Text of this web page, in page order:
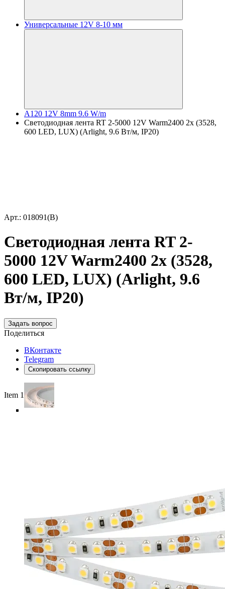
Универсальные 12V 8-10 мм
A120 12V 8mm 9.6 W/m
Светодиодная лента RT 2-5000 12V Warm2400 2x (3528,
600 LED, LUX) (Arlight, 9.6 Вт/м, IP20)
Арт.: 018091(B)
Светодиодная лента RT 2-
5000 12V Warm2400 2x (3528,
600 LED, LUX) (Arlight, 9.6
Вт/м, IP20)
Задать вопрос
Поделиться
ВКонтакте
Telegram
Скопировать ссылку
Item 1 of 6